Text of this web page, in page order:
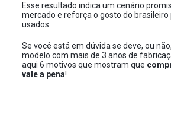
Esse resultado indica um cenário
mercado e reforça o gosto do brasileiro
usados.
Se você está em dúvida se deve, ou
modelo com mais de 3 anos de
aqui 6 motivos que mostram que
vale a pena!